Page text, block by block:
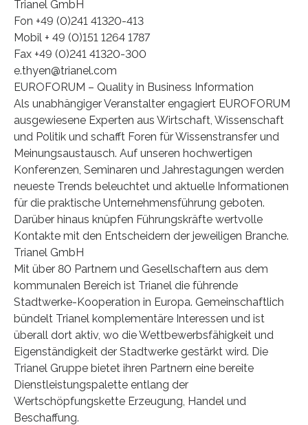
Trianel GmbH
Fon +49 (0)241 41320-413
Mobil + 49 (0)151 1264 1787
Fax +49 (0)241 41320-300
e.thyen@trianel.com
EUROFORUM – Quality in Business Information
Als unabhängiger Veranstalter engagiert EUROFORUM
ausgewiesene Experten aus Wirtschaft, Wissenschaft
und Politik und schafft Foren für Wissenstransfer und
Meinungsaustausch. Auf unseren hochwertigen
Konferenzen, Seminaren und Jahrestagungen werden
neueste Trends beleuchtet und aktuelle Informationen
für die praktische Unternehmensführung geboten.
Darüber hinaus knüpfen Führungskräfte wertvolle
Kontakte mit den Entscheidern der jeweiligen Branche.
Trianel GmbH
Mit über 80 Partnern und Gesellschaftern aus dem
kommunalen Bereich ist Trianel die führende
Stadtwerke-Kooperation in Europa. Gemeinschaftlich
bündelt Trianel komplementäre Interessen und ist
überall dort aktiv, wo die Wettbewerbsfähigkeit und
Eigenständigkeit der Stadtwerke gestärkt wird. Die
Trianel Gruppe bietet ihren Partnern eine bereite
Dienstleistungspalette entlang der
Wertschöpfungskette Erzeugung, Handel und
Beschaffung.